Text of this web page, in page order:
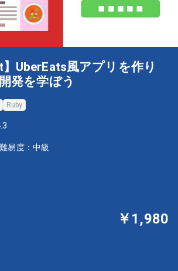
】UberEats風アプリを作り
発を学ぼう
Ruby
難易度：中級
￥1,980